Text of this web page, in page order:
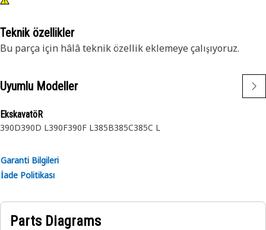
Teknik özellikler
Bu parça için hâlâ teknik özellik eklemeye çalışıyoruz.
Uyumlu Modeller
EkskavatöR
390D390D L390F390F L385B385C385C L
Garanti Bilgileri
İade Politikası
Parts Diagrams